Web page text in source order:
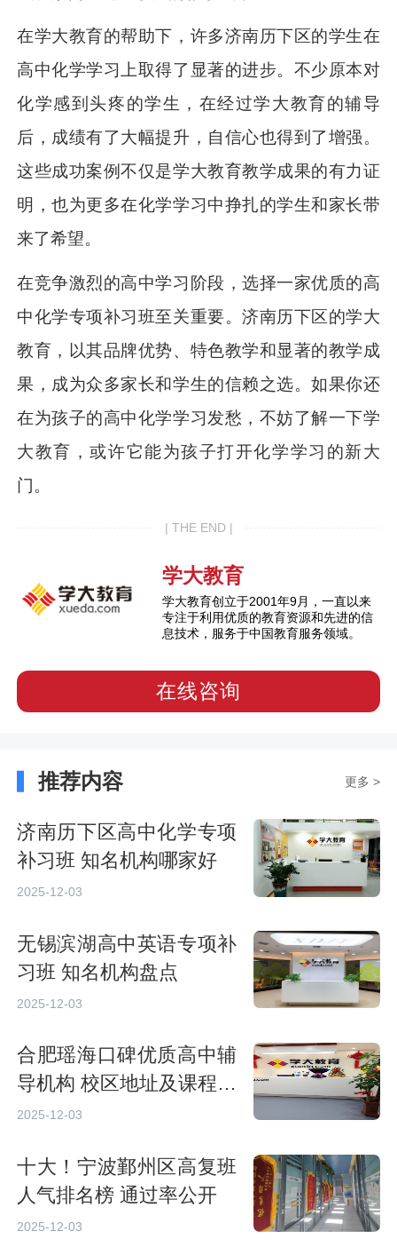
在学大教育的帮助下，许多济南历下区的学生在
高中化学学习上取得了显著的进步。不少原本对
化学感到头疼的学生，在经过学大教育的辅导
后，成绩有了大幅提升，自信心也得到了增强。
这些成功案例不仅是学大教育教学成果的有力证
明，也为更多在化学学习中挣扎的学生和家长带
来了希望。
在竞争激烈的高中学习阶段，选择一家优质的高
中化学专项补习班至关重要。济南历下区的学大
教育，以其品牌优势、特色教学和显著的教学成
果，成为众多家长和学生的信赖之选。如果你还
在为孩子的高中化学学习发愁，不妨了解一下学
大教育，或许它能为孩子打开化学学习的新大
门。
| THE END |
学大教育
学大教育创立于2001年9月，一直以来
专注于利用优质的教育资源和先进的信
息技术，服务于中国教育服务领域。
在线咨询
推荐内容 更多 >
济南历下区高中化学专项
补习班 知名机构哪家好
2025-12-03
无锡滨湖高中英语专项补
习班 知名机构盘点
2025-12-03
合肥瑶海口碑优质高中辅
导机构 校区地址及课程一
览
2025-12-03
十大！宁波鄞州区高复班
人气排名榜 通过率公开
2025-12-03